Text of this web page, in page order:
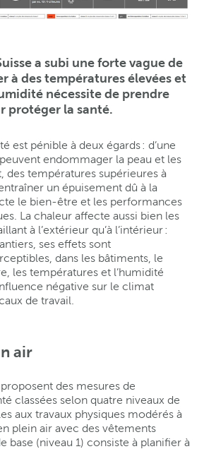
a subi une forte vague de
à des températures élevées et
nécessite de prendre
protéger la santé.
est pénible à deux égards : d’une
endommager la peau et les
des températures supérieures à
un épuisement dû à la
le bien-être et les performances
La chaleur affecte aussi bien les
à l’extérieur qu’à l’intérieur :
ses effets sont
dans les bâtiments, le
les températures et l’humidité
négative sur le climat
de travail.
air
proposent des mesures de
classées selon quatre niveaux de
aux travaux physiques modérés à
plein air avec des vêtements
base (niveau 1) consiste à planifier à